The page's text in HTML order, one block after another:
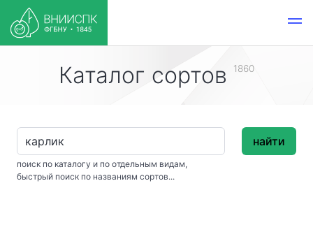
Каталог сортов 1860
поиск по каталогу и по отдельным видам,
быстрый поиск по названиям сортов...
найти